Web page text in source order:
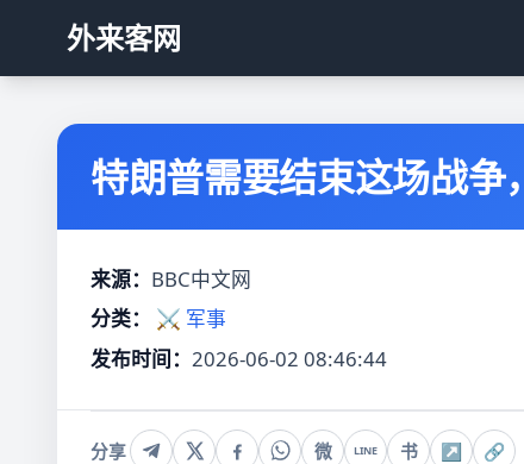
外来客网
特朗普需要结束这场战争
来源： BBC中文网
分类：
⚔️ 军事
发布时间： 2026-06-02 08:46:44
分享 微 LINE 书 ↗ 🔗